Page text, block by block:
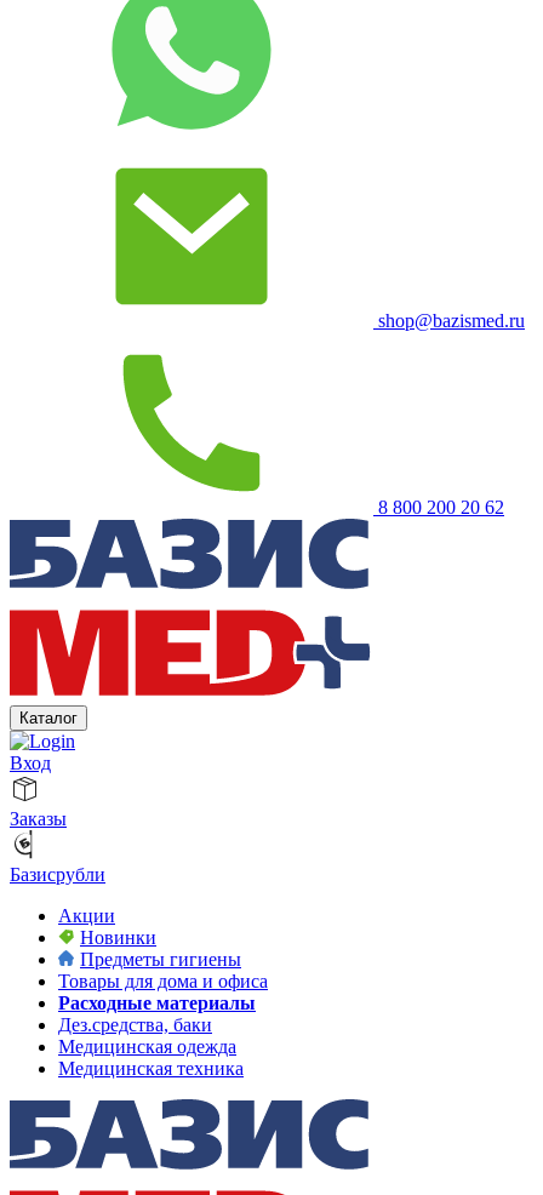
shop@bazismed.ru
8 800 200 20 62
Каталог
Вход
Заказы
Базисрубли
Акции
Новинки
Предметы гигиены
Товары для дома и офиса
Расходные материалы
Дез.средства, баки
Медицинская одежда
Медицинская техника